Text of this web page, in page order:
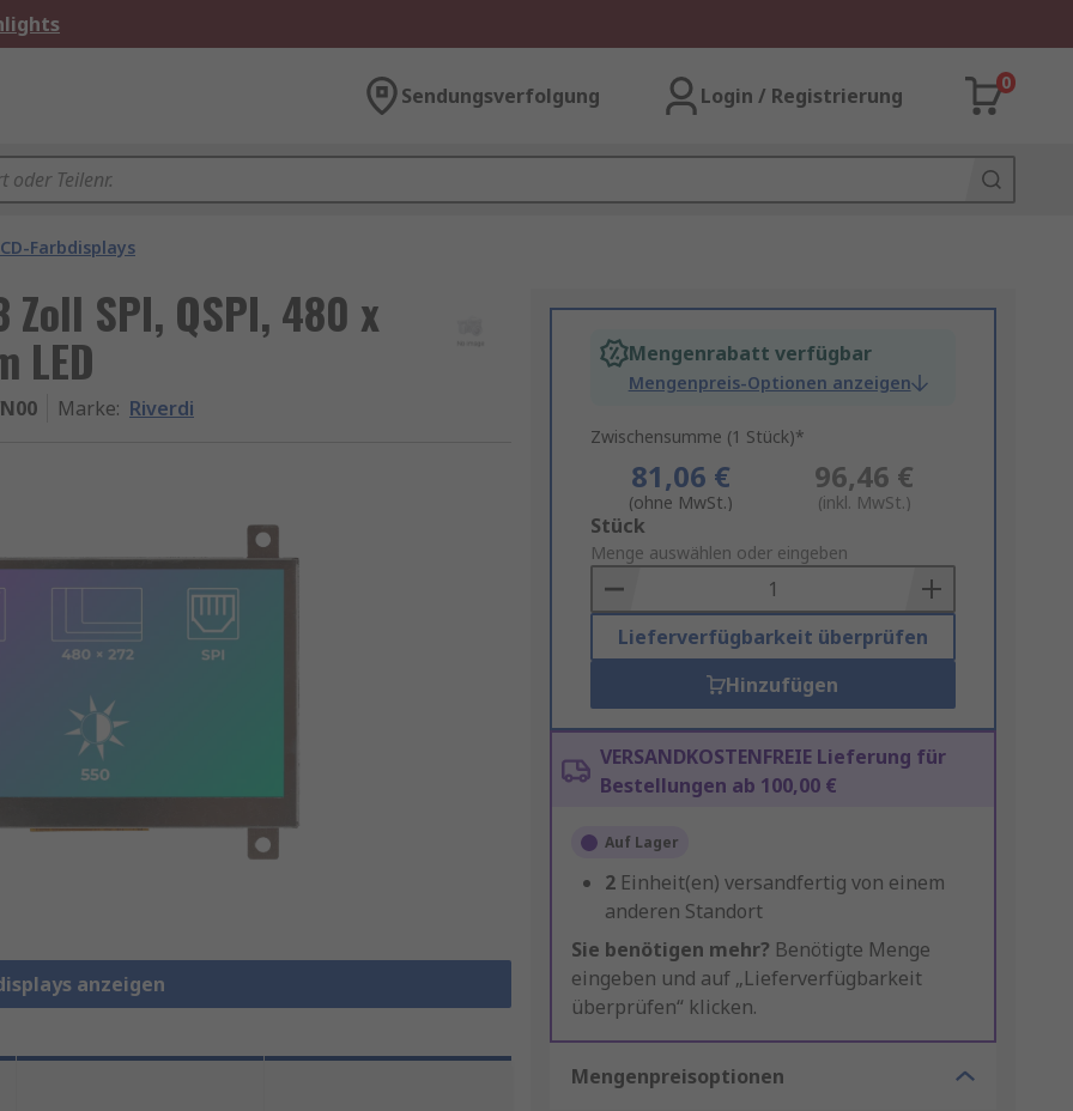
Sendungsverfolgung Login / Registrierung
0
Farbdisplays
Zoll SPI, QSPI, 480 x
LED
Marke: Riverdi
anzeigen
Mengenrabatt verfügbar
Mengenpreis-Optionen anzeigen
Zwischensumme (1 Stück)*
81,06 €
(ohne MwSt.)
96,46 €
(inkl. MwSt.)
Add
to
Basket
Stück
Menge auswählen oder eingeben
Lieferverfügbarkeit überprüfen
Hinzufügen
VERSANDKOSTENFREIE Lieferung für
Bestellungen ab 100,00 €
Auf Lager
2 Einheit(en) versandfertig von einem
anderen Standort
Sie benötigen mehr? Benötigte Menge
eingeben und auf „Lieferverfügbarkeit
überprüfen“ klicken.
Mengenpreisoptionen